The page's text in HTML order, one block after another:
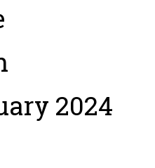
2024